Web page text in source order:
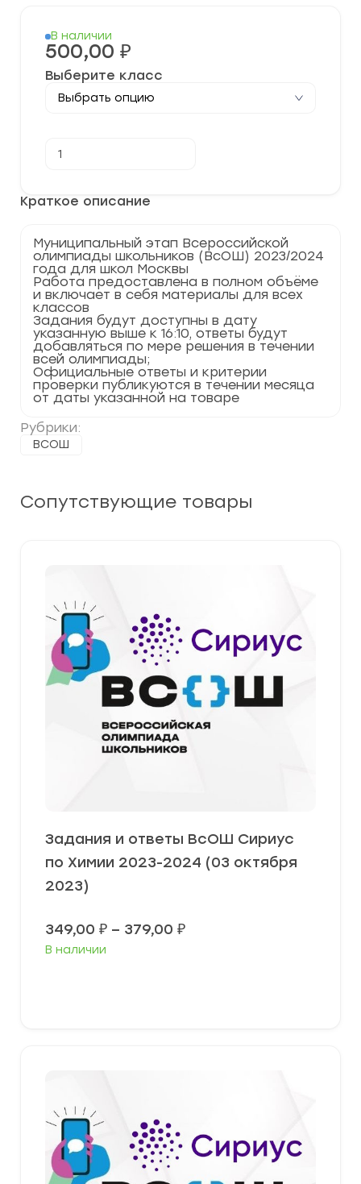
Краткое описание
Муниципальный этап Всероссийской
олимпиады школьников (ВсОШ) 2023/2024
года для школ Москвы
Работа предоставлена в полном объёме
и включает в себя материалы для всех
классов
Задания будут доступны в дату
указанную выше к 16:10, ответы будут
добавляться по мере решения в течении
всей олимпиады;
Официальные ответы и критерии
проверки публикуются в течении месяца
от даты указанной на товаре
Рубрики:
ВСОШ
В наличии
500,00 ₽
Выберите класс
товара
этап
по
2024
г.
Москва
77
регион
Сопутствующие товары
Задания и ответы ВсОШ Сириус
по Химии 2023-2024 (03 октября
2023)
349,00 ₽ – 379,00 ₽Диапазон
В наличии